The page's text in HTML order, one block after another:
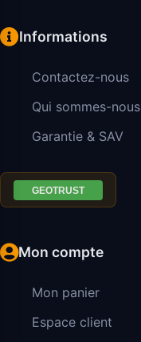
Informations
Contactez-nous
Qui sommes-nous
Garantie & SAV
Mon compte
Mon panier
Espace client